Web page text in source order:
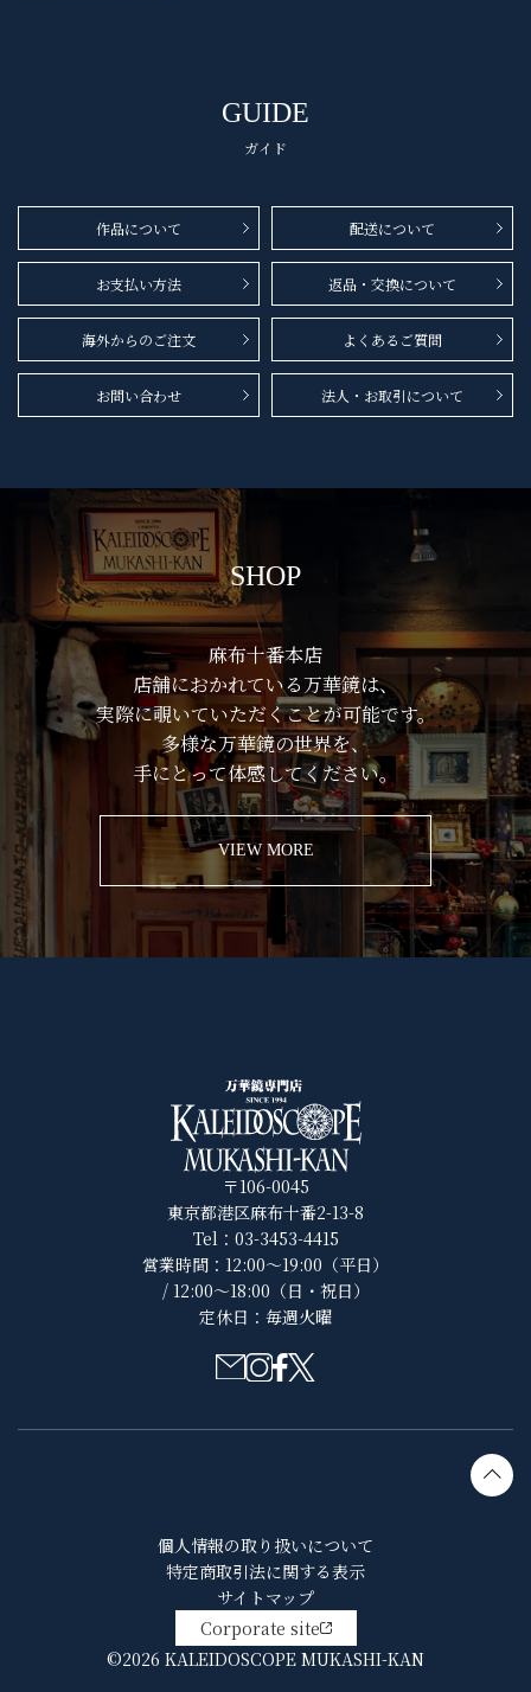
GUIDE
ガイド
作品について 配送について
お支払い方法 返品・交換について
海外からのご注文 よくあるご質問
お問い合わせ 法人・お取引について
SHOP
麻布十番本店
店舗におかれている万華鏡は、
実際に覗いていただくことが可能です。
多様な万華鏡の世界を、
手にとって体感してください。
VIEW MORE
〒106-0045
東京都港区麻布十番2-13-8
Tel：03-3453-4415
営業時間：12:00～19:00（平日）
/ 12:00～18:00（日・祝日）
定休日：毎週火曜
個人情報の取り扱いについて
特定商取引法に関する表示
サイトマップ
Corporate site
©2026 KALEIDOSCOPE MUKASHI-KAN